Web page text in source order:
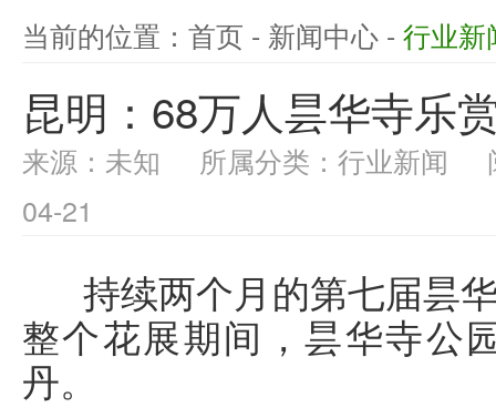
当前的位置： 首页 - 新闻中心 - 行业新
昆明：68万人昙华寺乐
来源：未知 所属分类：行业新闻
04-21
持续两个月的第七届昙
整个花展期间，昙华寺公
丹。